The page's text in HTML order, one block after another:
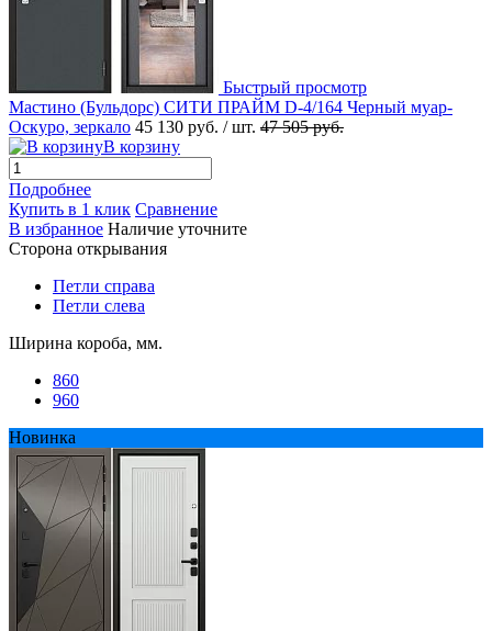
Быстрый просмотр
Мастино (Бульдорс) СИТИ ПРАЙМ D-4/164 Черный муар-
Оскуро, зеркало 45 130 руб. / шт. 47 505 руб.
В корзину
Подробнее
Купить в 1 клик Сравнение
В избранное Наличие уточните
Сторона открывания
Петли справа
Петли слева
Ширина короба, мм.
860
960
Новинка